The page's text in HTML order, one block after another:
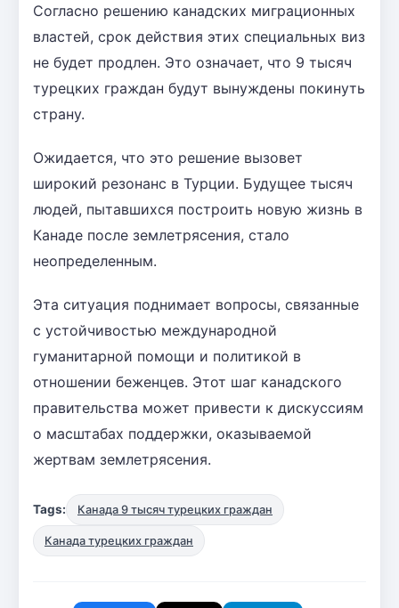
Согласно решению канадских миграционных
властей, срок действия этих специальных виз
не будет продлен. Это означает, что 9 тысяч
турецких граждан будут вынуждены покинуть
страну.
Ожидается, что это решение вызовет
широкий резонанс в Турции. Будущее тысяч
людей, пытавшихся построить новую жизнь в
Канаде после землетрясения, стало
неопределенным.
Эта ситуация поднимает вопросы, связанные
с устойчивостью международной
гуманитарной помощи и политикой в
отношении беженцев. Этот шаг канадского
правительства может привести к дискуссиям
о масштабах поддержки, оказываемой
жертвам землетрясения.
Tags: Канада 9 тысяч турецких граждан
Канада турецких граждан